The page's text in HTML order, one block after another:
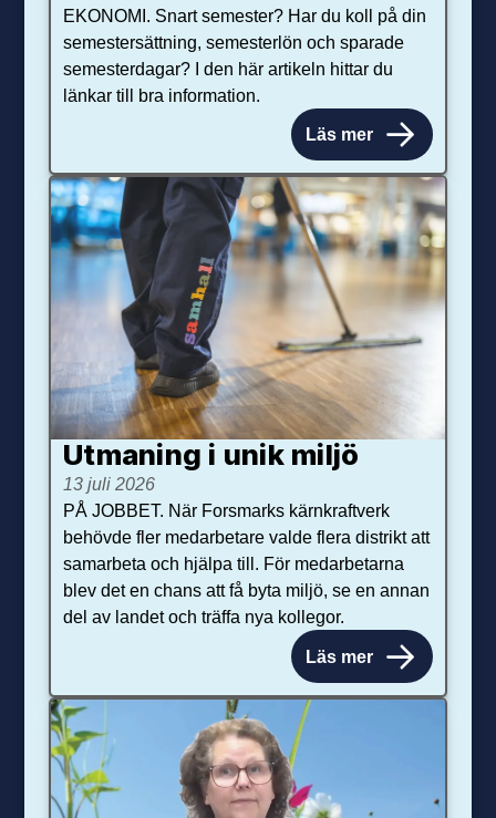
EKONOMI. Snart semester? Har du koll på din
semestersättning, semesterlön och sparade
semesterdagar? I den här artikeln hittar du
länkar till bra information.
Läs mer
Utmaning i unik miljö
13 juli 2026
PÅ JOBBET. När Forsmarks kärnkraftverk
behövde fler medarbetare valde flera distrikt att
samarbeta och hjälpa till. För medarbetarna
blev det en chans att få byta miljö, se en annan
del av landet och träffa nya kollegor.
Läs mer